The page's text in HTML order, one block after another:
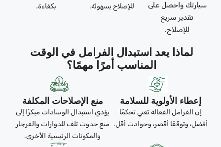
سيارتك واحصل على
تقدير سريع
للإصلاح.
للإصلاح بسهولة.
بكفاءة.
لماذا يعد استبدال الفرامل في الوقت
المناسب أمرًا مهمًا؟
إعطاء الأولوية للسلامة
إن الفرامل الفعالة تعني تحكمًا
أفضل، وتوقفًا أقصر، وحوادث أقل.
منع الإصلاحات المكلفة
يؤدي استبدال الوسادات مبكرًا إلى
منع حدوث تلف للدوارات والفرجار
والمكونات الرئيسية الأخرى.